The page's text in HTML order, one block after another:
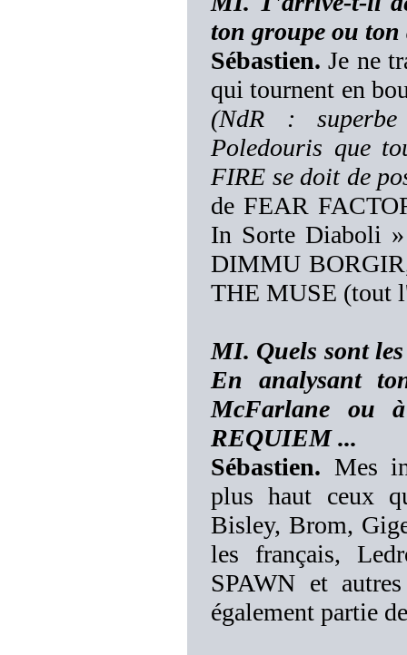
ton groupe ou
Sébastien. Je ne
qui tournent en
(NdR :
Poledouris que
FIRE se doit de
de FEAR
In Sorte Diaboli
DIMMU
THE MUSE (tout
MI. Quels sont
En analysant
McFarlane ou
REQUIEM ...
Sébastien. Mes
plus haut ceux
Bisley, Brom,
les français,
SPAWN et
également partie